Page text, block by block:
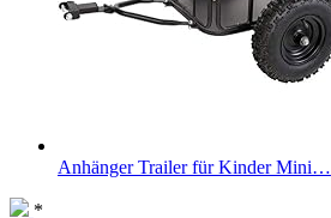
Anhänger Trailer für Kinder Mini…
*